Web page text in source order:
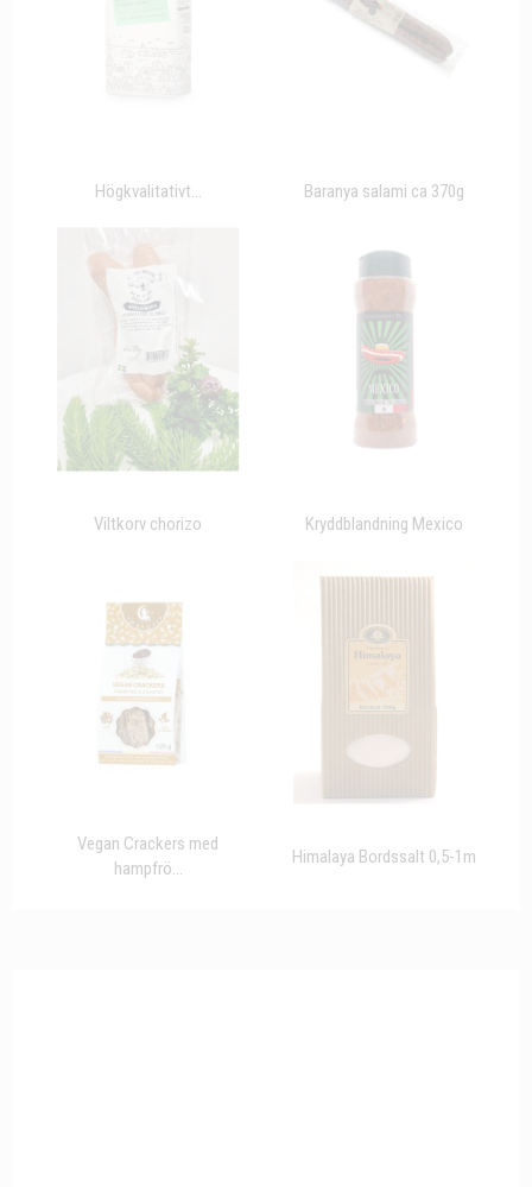
Högkvalitativt... Baranya salami ca 370g
Viltkorv chorizo Kryddblandning Mexico
Vegan Crackers med
hampfrö...
Himalaya Bordssalt 0,5-1m